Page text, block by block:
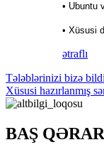
• Ubuntu
• Xüsusi
ətraflı
Tələblərinizi bizə
Xüsusi hazırlanmış
BAŞ QƏRAR